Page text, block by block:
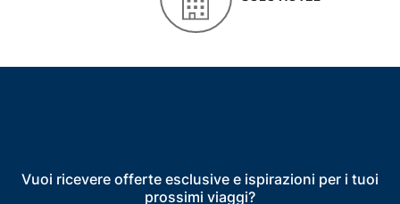
Vuoi ricevere offerte esclusive e ispirazioni per i tuoi
prossimi viaggi?